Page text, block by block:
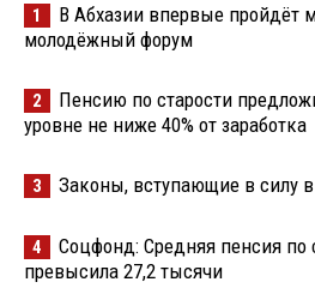
1
В Абхазии впервые пройдёт
молодёжный форум
2
Пенсию по старости
уровне не ниже 40% от заработка
3 Законы, вступающие в силу в
4
Соцфонд: Средняя пенсия по
превысила 27,2 тысячи